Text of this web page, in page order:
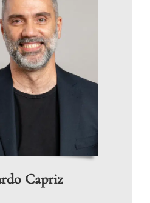
Capriz